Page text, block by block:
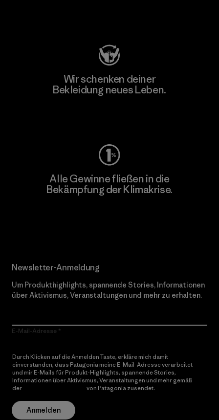
Wir schenken deiner
Bekleidung neues Leben.
Alle Gewinne fließen in die
Bekämpfung der Klimakrise.
Newsletter-Anmeldung
Um Produkthighlights, spannende Stories, Informationen
über Aktivismus, Veranstaltungen und mehr zu erhalten.
E-Mail-Adresse
Durch Klicken auf die Anmelden Taste, erkläre mich damit
einverstanden, dass Patagonia meine E-Mail-Adresse verarbeitet
und mir E-Mails für Produkt-Highlights, spannende Stories,
Informationen über Aktivismus, Veranstaltungen und mehr gemäß
der
von Patagonia zusendet.
Anmelden